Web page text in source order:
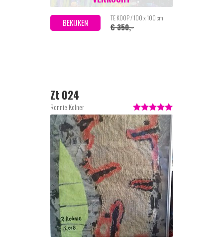
BEKIJKEN TE KOOP / 100 x 100 cm
€ 350,-
Zt 024
Ronnie Kolner